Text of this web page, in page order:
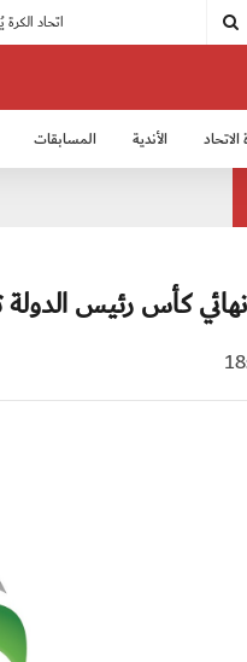
الاتحاد الأندية المسابقات
كأس رئيس الدولة